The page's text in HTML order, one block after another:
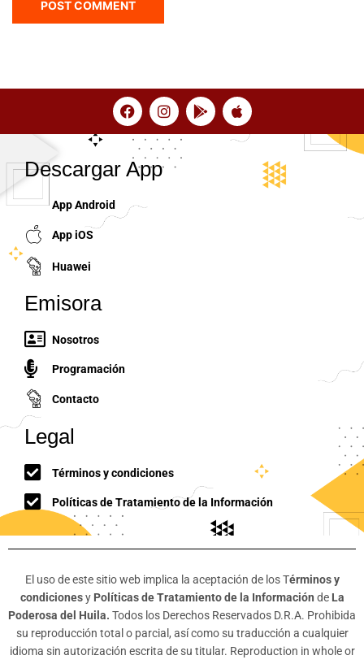
Descargar App
App Android
App iOS
Huawei
Emisora
Nosotros
Programación
Contacto
Legal
Términos y condiciones
Políticas de Tratamiento de la Información
El uso de este sitio web implica la aceptación de los Términos y
condicionesy Políticas de Tratamiento de la Información de La
Poderosa del Huila. Todos los Derechos Reservados D.R.A. Prohibida
su reproducción total o parcial, así como su traducción a cualquier
idioma sin autorización escrita de su titular. Reproduction in whole or